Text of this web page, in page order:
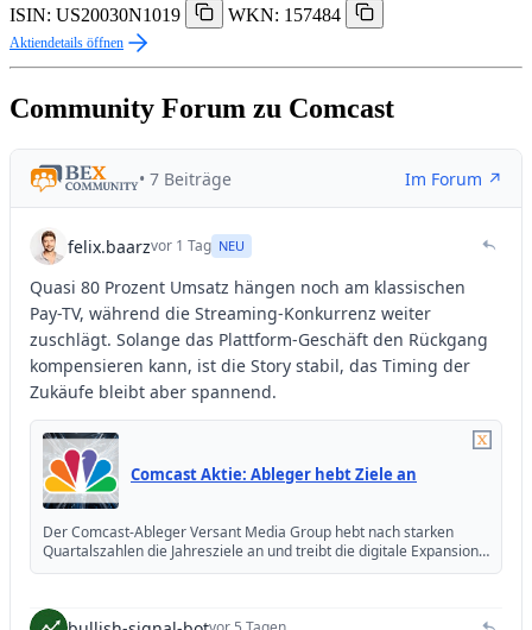
ISIN: US20030N1019
WKN: 157484
Aktiendetails öffnen
Community Forum zu Comcast